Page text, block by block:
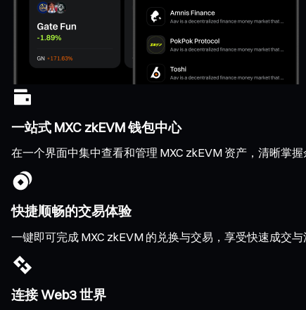
一站式 MXC zkEVM 钱包中心
在一个界面中集中查看和管理 MXC zkEVM 资产，清晰掌
快捷顺畅的交易体验
一键即可完成 MXC zkEVM 的兑换与交易，享受快速成交
连接 Web3 世界